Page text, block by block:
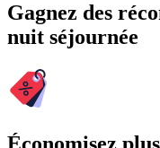
Gagnez des
nuit séjournée